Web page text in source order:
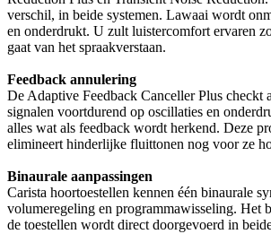
verschil, in beide systemen. Lawaai wordt
en onderdrukt. U zult luistercomfort ervaren
gaat van het spraakverstaan.
Feedback annulering
De Adaptive Feedback Canceller Plus checkt
signalen voortdurend op oscillaties en
alles wat als feedback wordt herkend. Deze
elimineert hinderlijke fluittonen nog voor ze
Binaurale aanpassingen
Carista hoortoestellen kennen één binaurale
volumeregeling en programmawisseling. Het
de toestellen wordt direct doorgevoerd in